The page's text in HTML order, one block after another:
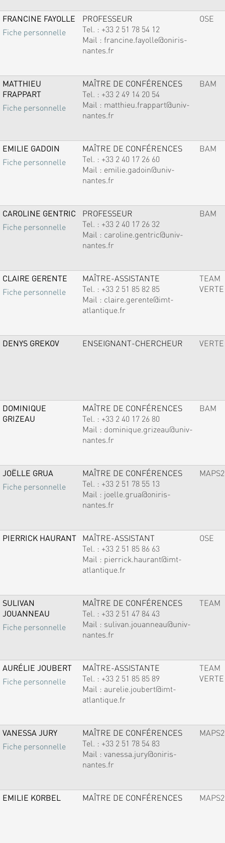
FRANCINE FAYOLLE
Fiche personnelle
PROFESSEUR
Tel. : +33 2 51 78 54 12
Mail : francine.fayolle@oniris-
nantes.fr
OSE
MATTHIEU
FRAPPART
Fiche personnelle
MAÎTRE DE CONFÉRENCES
Tel. : +33 2 49 14 20 54
Mail : matthieu.frappart@univ-
nantes.fr
BAM
EMILIE GADOIN
Fiche personnelle
MAÎTRE DE CONFÉRENCES
Tel. : +33 2 40 17 26 60
Mail : emilie.gadoin@univ-
nantes.fr
BAM
CAROLINE GENTRIC
Fiche personnelle
PROFESSEUR
Tel. : +33 2 40 17 26 32
Mail : caroline.gentric@univ-
nantes.fr
BAM
CLAIRE GERENTE
Fiche personnelle
MAÎTRE-ASSISTANTE
Tel. : +33 2 51 85 82 85
Mail : claire.gerente@imt-
atlantique.fr
TEAM
VERTE
DENYS GREKOV ENSEIGNANT-CHERCHEUR VERTE
DOMINIQUE
GRIZEAU
MAÎTRE DE CONFÉRENCES
Tel. : +33 2 40 17 26 80
Mail : dominique.grizeau@univ-
nantes.fr
BAM
JOËLLE GRUA
Fiche personnelle
MAÎTRE DE CONFÉRENCES
Tel. : +33 2 51 78 55 13
Mail : joelle.grua@oniris-
nantes.fr
MAPS2
PIERRICK HAURANT
MAÎTRE-ASSISTANT
Tel. : +33 2 51 85 86 63
Mail : pierrick.haurant@imt-
atlantique.fr
OSE
SULIVAN
JOUANNEAU
Fiche personnelle
MAÎTRE DE CONFÉRENCES
Tel. : +33 2 51 47 84 43
Mail : sulivan.jouanneau@univ-
nantes.fr
TEAM
AURÉLIE JOUBERT
Fiche personnelle
MAÎTRE-ASSISTANTE
Tel. : +33 2 51 85 85 89
Mail : aurelie.joubert@imt-
atlantique.fr
TEAM
VERTE
VANESSA JURY
Fiche personnelle
MAÎTRE DE CONFÉRENCES
Tel. : +33 2 51 78 54 83
Mail : vanessa.jury@oniris-
nantes.fr
MAPS2
EMILIE KORBEL MAÎTRE DE CONFÉRENCES MAPS2